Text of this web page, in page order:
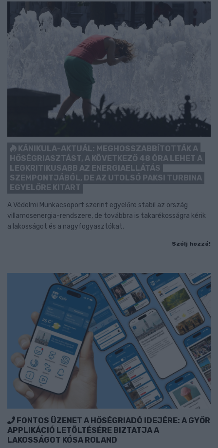
KÁNIKULA-AKTUÁL: MEGHOSSZABBÍTOTTÁK A
HŐSÉGRIASZTÁST, A KÖVETKEZŐ 48 ÓRA LEHET A
LEGKRITIKUSABB AZ ENERGIAELLÁTÁS
SZEMPONTJÁBÓL, DE AZ UTOLSÓ PAKSI TURBINA
EGYELŐRE KITART
A Védelmi Munkacsoport szerint egyelőre stabil az ország
villamosenergia-rendszere, de továbbra is takarékosságra kérik
a lakosságot és a nagyfogyasztókat.
Szólj hozzá!
FONTOS ÜZENET A HŐSÉGRIADÓ IDEJÉRE: A GYŐR
APPLIKÁCIÓ LETÖLTÉSÉRE BIZTATJA A
LAKOSSÁGOT KÓSA ROLAND